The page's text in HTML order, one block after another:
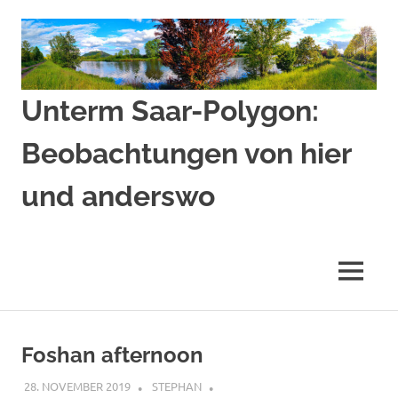
Inhalt
springen
Unterm Saar-Polygon:
Beobachtungen von hier
und anderswo
MENÜ
Foshan afternoon
28. NOVEMBER 2019 STEPHAN